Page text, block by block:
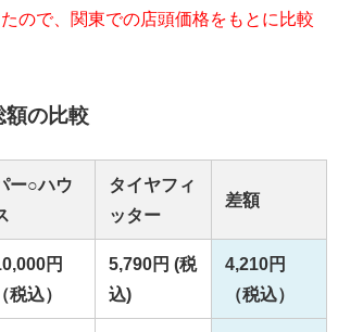
ので、関東での店頭価格をもとに比較
額の比較
ー○ハウ
タイヤフィ
ッター
差額
円
（税込）
5,790円 (税
込)
4,210円
（税込）